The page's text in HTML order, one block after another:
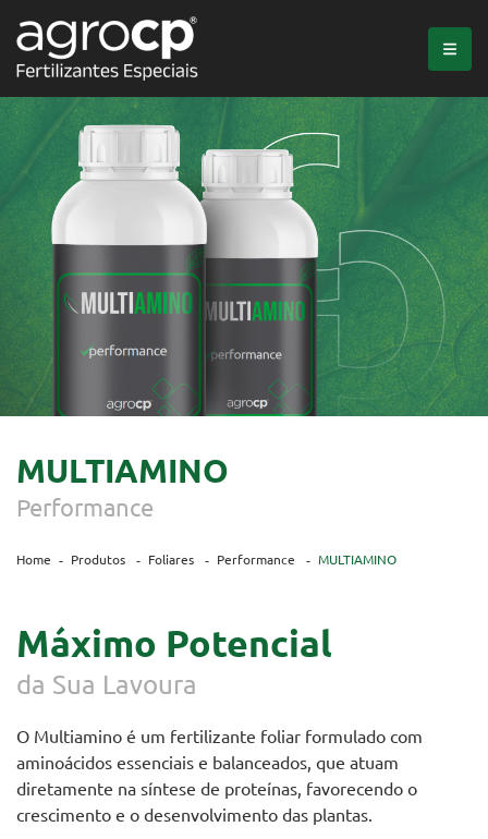
MULTIAMINO
Performance
Home Produtos Foliares Performance MULTIAMINO
Máximo Potencial
da Sua Lavoura
O Multiamino é um fertilizante foliar formulado com
aminoácidos essenciais e balanceados, que atuam
diretamente na síntese de proteínas, favorecendo o
crescimento e o desenvolvimento das plantas.